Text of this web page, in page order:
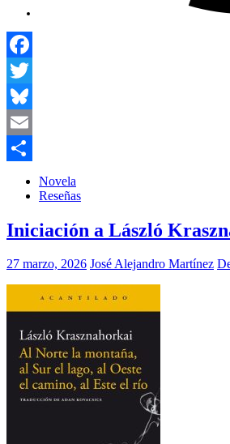
Facebook
Twitter
Bluesky
Email
Compartir
Novela
Reseñas
Iniciación a László
27 marzo, 2026 José Alejandro Martínez